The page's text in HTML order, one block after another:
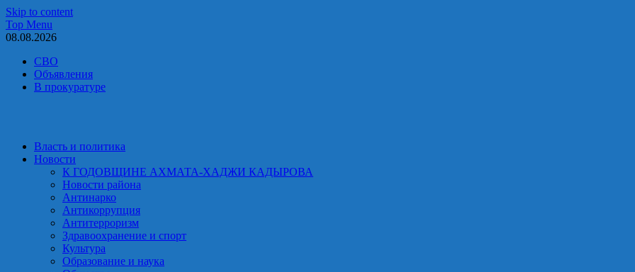
Skip to content
Top Menu
08.08.2026
СВО
Объявления
В прокуратуре
Власть и политика
Новости
К ГОДОВЩИНЕ АХМАТА-ХАДЖИ КАДЫРОВА
Новости района
Антинарко
Антикоррупция
Антитерроризм
Здравоохранение и спорт
Культура
Образование и наука